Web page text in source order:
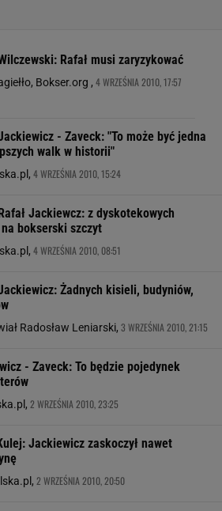
Rafał musi zaryzykować
Bokser.org , 4 WRZEŚNIA 2010, 17:57
- Zaveck: "To może być jedna
walk w historii"
4 WRZEŚNIA 2010, 15:24
Jackiewcz: z dyskotekowych
bokserski szczyt
4 WRZEŚNIA 2010, 08:51
Żadnych kisieli, budyniów,
Radosław Leniarski, 3 WRZEŚNIA 2010, 21:15
- Zaveck: To będzie pojedynek
2 WRZEŚNIA 2010, 23:25
Jackiewicz zaskoczył nawet
2 WRZEŚNIA 2010, 20:50